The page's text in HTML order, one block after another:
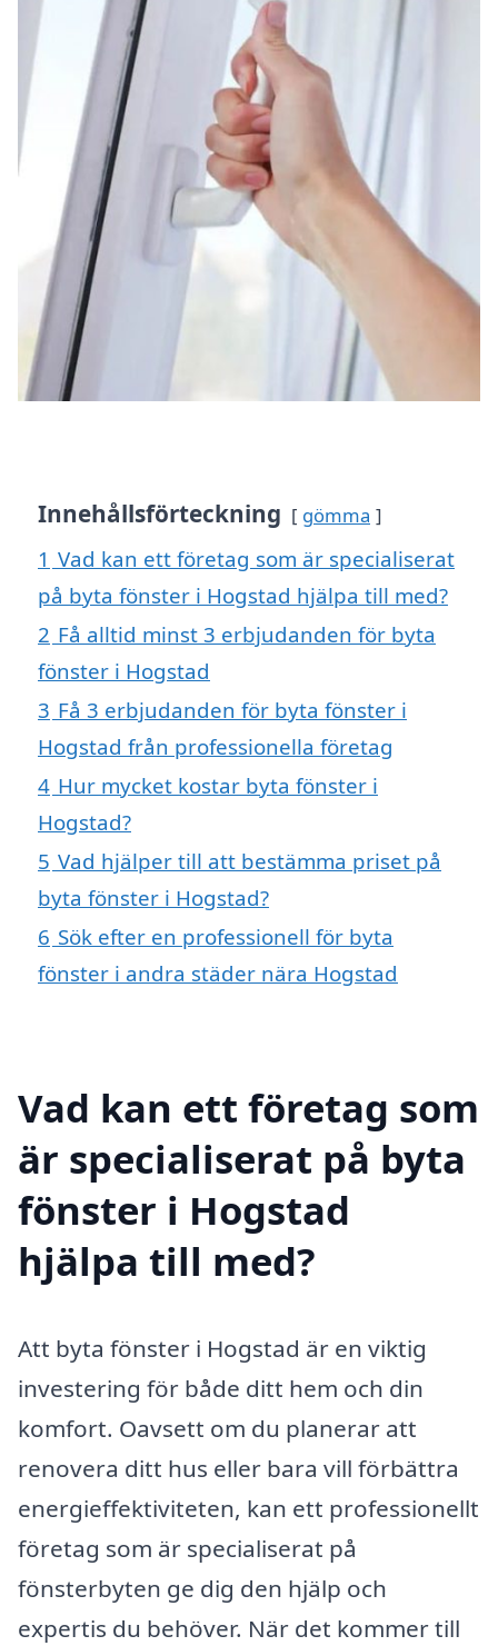
Innehållsförteckning gömma
1 Vad kan ett företag som är specialiserat
på byta fönster i Hogstad hjälpa till med?
2 Få alltid minst 3 erbjudanden för byta
fönster i Hogstad
3 Få 3 erbjudanden för byta fönster i
Hogstad från professionella företag
4 Hur mycket kostar byta fönster i
Hogstad?
5 Vad hjälper till att bestämma priset på
byta fönster i Hogstad?
6 Sök efter en professionell för byta
fönster i andra städer nära Hogstad
Vad kan ett företag som
är specialiserat på byta
fönster i Hogstad
hjälpa till med?
Att byta fönster i Hogstad är en viktig
investering för både ditt hem och din
komfort. Oavsett om du planerar att
renovera ditt hus eller bara vill förbättra
energi­effektiviteten, kan ett professionellt
företag som är specialiserat på
fönsterbyten ge dig den hjälp och
expertis du behöver. När det kommer till